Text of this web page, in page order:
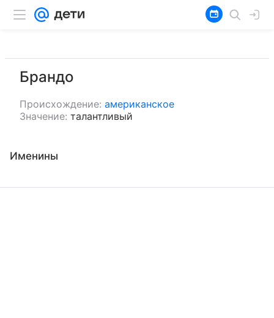
Брандо
Происхождение: американское
Значение: талантливый
Именины